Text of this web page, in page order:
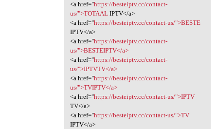
<a href="https://besteiptv.cc/contact-
us/">TOTAALIPTV</a>
<a href="https://besteiptv.cc/contact-us/">BESTE
IPTV</a>
<a href="https://besteiptv.cc/contact-
us/">BESTEIPTV</a>
<a href="https://besteiptv.cc/contact-
us/">IPTVTV</a>
<a href="https://besteiptv.cc/contact-
us/">TVIPTV</a>
<a href="https://besteiptv.cc/contact-us/">IPTV
TV</a>
<a href="https://besteiptv.cc/contact-us/">TV
IPTV</a>